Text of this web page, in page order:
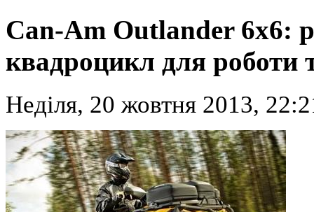
Can-Am Outlander 6x6:
квадроцикл для роботи
Неділя, 20 жовтня 2013,